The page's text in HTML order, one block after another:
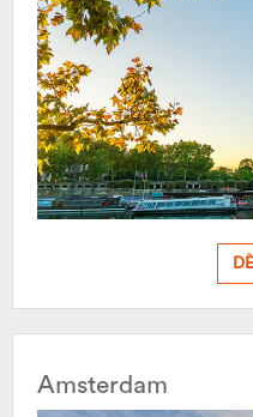
Amsterdam